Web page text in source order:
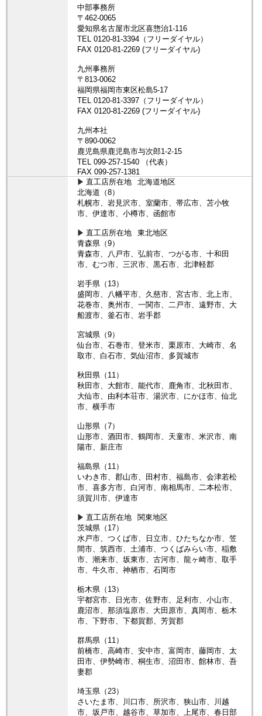
直工店所在地
北海道地区
北海道（8）
札幌市、岩見沢市、室蘭市、帯広市、苫小牧
市、伊達市、小樽市、函館市
直工店所在地
東北地区
青森県（9）
青森市、八戸市、弘前市、つがる市、十和田
市、むつ市、三沢市、黒石市、北津軽郡
岩手県（13）
盛岡市、八幡平市、久慈市、宮古市、北上市、
花巻市、奥州市、一関市、二戸市、遠野市、大
船渡市、釜石市、岩手郡
宮城県（9）
仙台市、石巻市、登米市、栗原市、大崎市、名
取市、白石市、気仙沼市、多賀城市
秋田県（11）
秋田市、大館市、能代市、鹿角市、北秋田市、
大仙市、由利本荘市、湯沢市、にかほ市、仙北
市、横手市
山形県（7）
山形市、酒田市、鶴岡市、天童市、米沢市、南
陽市、新庄市
福島県（11）
いわき市、郡山市、田村市、福島市、会津若松
市、喜多方市、白河市、南相馬市、二本松市、
須賀川市、伊達市
直工店所在地
関東地区
茨城県（17）
水戸市、つくば市、日立市、ひたちなか市、笠
間市、筑西市、土浦市、つくばみらい市、稲敷
市、潮来市、坂東市、古河市、龍ヶ崎市、取手
市、牛久市、神栖市、石岡市
栃木県（13）
宇都宮市、日光市、佐野市、足利市、小山市、
鹿沼市、那須塩原市、大田原市、真岡市、栃木
市、下野市、下都賀郡、芳賀郡
群馬県（11）
前橋市、高崎市、安中市、富岡市、藤岡市、太
田市、伊勢崎市、桐生市、沼田市、館林市、吾
妻郡
埼玉県（23）
さいたま市、川口市、所沢市、狭山市、川越
市、坂戸市、越谷市、草加市、上尾市、春日部